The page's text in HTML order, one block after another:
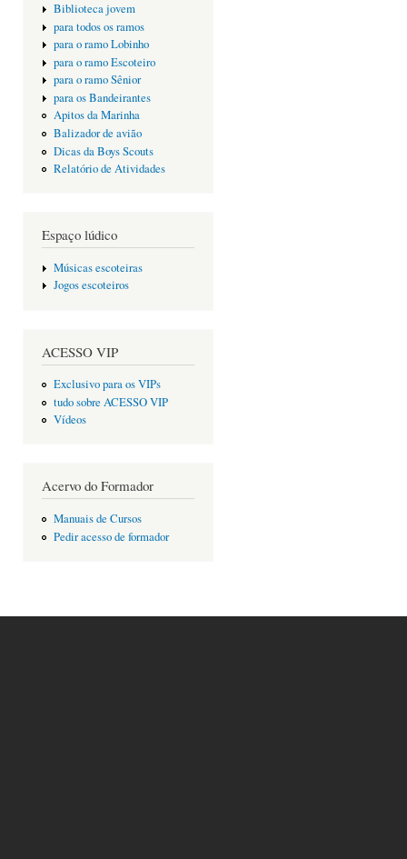
Biblioteca jovem
para todos os ramos
para o ramo Lobinho
para o ramo Escoteiro
para o ramo Sênior
para os Bandeirantes
Apitos da Marinha
Balizador de avião
Dicas da Boys Scouts
Relatório de Atividades
Espaço lúdico
Músicas escoteiras
Jogos escoteiros
ACESSO VIP
Exclusivo para os VIPs
tudo sobre ACESSO VIP
Vídeos
Acervo do Formador
Manuais de Cursos
Pedir acesso de formador